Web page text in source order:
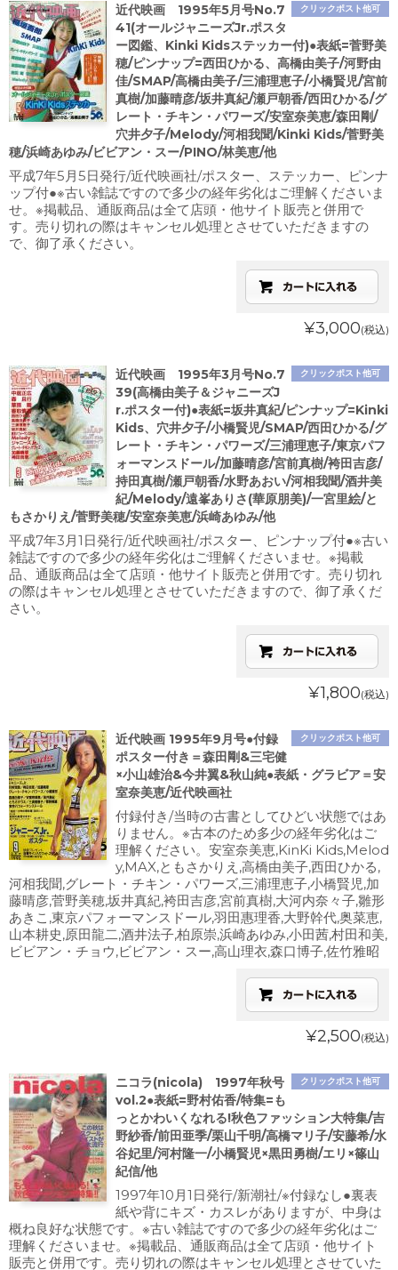
クリックポスト他可
近代映画 1995年5月号No.7
41(オールジャニーズJr.ポスタ
ー図鑑、Kinki Kidsステッカー付)●表紙=菅野美
穂/ピンナップ=西田ひかる、高橋由美子/河野由
佳/SMAP/高橋由美子/三浦理恵子/小橋賢児/宮前
真樹/加藤晴彦/坂井真紀/瀬戸朝香/西田ひかる/グ
レート・チキン・パワーズ/安室奈美恵/森田剛/
穴井夕子/Melody/河相我聞/Kinki Kids/菅野美
穂/浜崎あゆみ/ビビアン・スー/PINO/林美恵/他
平成7年5月5日発行/近代映画社/ポスター、ステッカー、ピンナ
ップ付●※古い雑誌ですので多少の経年劣化はご理解くださいま
せ。※掲載品、通販商品は全て店頭・他サイト販売と併用で
す。売り切れの際はキャンセル処理とさせていただきますの
で、御了承ください。
¥3,000(税込)
クリックポスト他可
近代映画 1995年3月号No.7
39(高橋由美子＆ジャニーズJ
r.ポスター付)●表紙=坂井真紀/ピンナップ=Kinki
Kids、穴井夕子/小橋賢児/SMAP/西田ひかる/グ
レート・チキン・パワーズ/三浦理恵子/東京パフ
ォーマンスドール/加藤晴彦/宮前真樹/袴田吉彦/
持田真樹/瀬戸朝香/水野あおい/河相我聞/酒井美
紀/Melody/遠峯ありさ(華原朋美)/一宮里絵/と
もさかりえ/菅野美穂/安室奈美恵/浜崎あゆみ/他
平成7年3月1日発行/近代映画社/ポスター、ピンナップ付●※古い
雑誌ですので多少の経年劣化はご理解くださいませ。※掲載
品、通販商品は全て店頭・他サイト販売と併用です。売り切れ
の際はキャンセル処理とさせていただきますので、御了承くだ
さい。
¥1,800(税込)
クリックポスト他可
近代映画 1995年9月号●付録
ポスター付き＝森田剛&三宅健
×小山雄治&今井翼&秋山純●表紙・グラビア＝安
室奈美恵/近代映画社
付録付き/当時の古書としてひどい状態ではあ
りません。※古本のため多少の経年劣化はご
理解ください。安室奈美恵,KinKi Kids,Melod
y,MAX,ともさかりえ,高橋由美子,西田ひかる,
河相我聞,グレート・チキン・パワーズ,三浦理恵子,小橋賢児,加
藤晴彦,菅野美穂,坂井真紀,袴田吉彦,宮前真樹,大河内奈々子,雛形
あきこ,東京パフォーマンスドール,羽田惠理香,大野幹代,奥菜恵,
山本耕史,原田龍二,酒井法子,柏原崇,浜崎あゆみ,小田茜,村田和美,
ビビアン・チョウ,ビビアン・スー,高山理衣,森口博子,佐竹雅昭
¥2,500(税込)
クリックポスト他可
ニコラ(nicola) 1997年秋号
vol.2●表紙=野村佑香/特集=も
っとかわいくなれる!秋色ファッション大特集/吉
野紗香/前田亜季/栗山千明/高橋マリ子/安藤希/水
谷妃里/河村隆一/小橋賢児×黒田勇樹/エリ×篠山
紀信/他
1997年10月1日発行/新潮社/※付録なし●裏表
紙や背にキズ・カスレがありますが、中身は
概ね良好な状態です。※古い雑誌ですので多少の経年劣化はご
理解くださいませ。※掲載品、通販商品は全て店頭・他サイト
販売と併用です。売り切れの際はキャンセル処理とさせていた